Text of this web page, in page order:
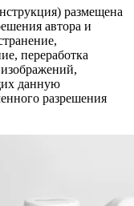
размещена
автора и
переработка
данную
разрешения